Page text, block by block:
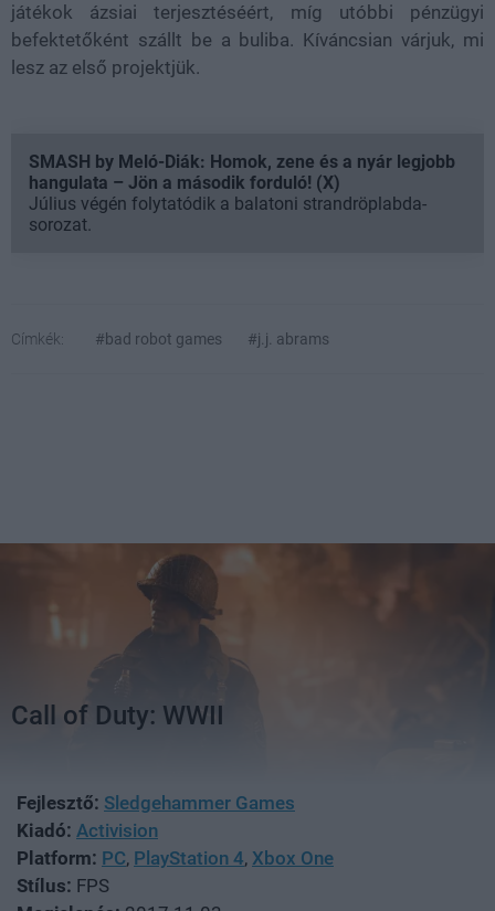
játékok ázsiai terjesztéséért, míg utóbbi pénzügyi
befektetőként szállt be a buliba. Kíváncsian várjuk, mi
lesz az első projektjük.
SMASH by Meló-Diák: Homok, zene és a nyár legjobb
hangulata – Jön a második forduló! (X)
Július végén folytatódik a balatoni strandröplabda-
sorozat.
Címkék: #bad robot games #j.j. abrams
Call of Duty: WWII
Fejlesztő: Sledgehammer Games
Kiadó: Activision
Platform: PC, PlayStation 4, Xbox One
Stílus: FPS